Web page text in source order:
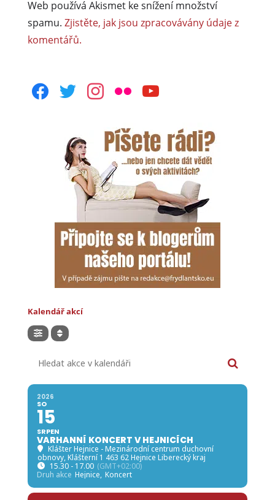
Web používá Akismet ke snížení množství
spamu. Zjistěte, jak jsou zpracovávány údaje z
komentářů.
facebooktwitterinstagram
flickr youtube
Kalendář akcí
2026
SO
15
SRPEN
VARHANNÍ KONCERT V HEJNICÍCH
Klášter Hejnice - Mezinárodní centrum duchovní
obnovy, Klášterní 1 463 62 Hejnice Liberecký kraj
15.30 - 17.00 (GMT+02:00)
Druh akce Hejnice, Koncert